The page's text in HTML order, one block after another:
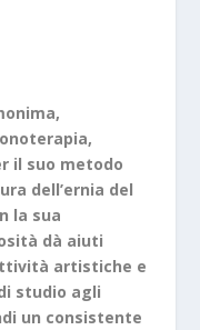
il suo metodo
dell’ernia del
la sua
dà aiuti
artistiche e
studio agli
un consistente